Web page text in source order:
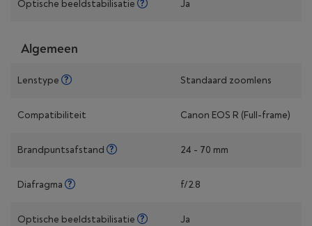
Optische beeldstabilisatie Ja
Algemeen
Lenstype Standaard zoomlens
Compatibiliteit Canon EOS R (Full-frame)
Brandpuntsafstand 24 - 70 mm
Diafragma f/2.8
Optische beeldstabilisatie Ja